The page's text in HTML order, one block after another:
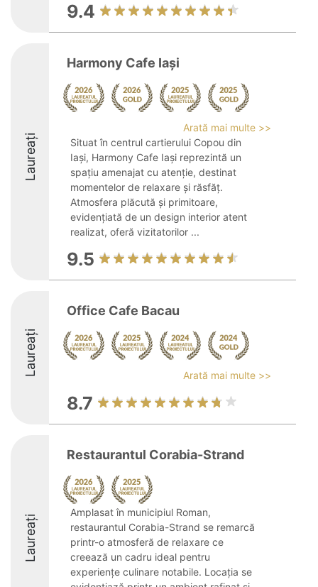
9.4
Laureați
Harmony Cafe Iași
Arată mai multe >>
Situat în centrul cartierului Copou din
Iași, Harmony Cafe Iași reprezintă un
spațiu amenajat cu atenție, destinat
momentelor de relaxare și răsfăț.
Atmosfera plăcută și primitoare,
evidențiată de un design interior atent
realizat, oferă vizitatorilor ...
9.5
Laureați
Office Cafe Bacau
Arată mai multe >>
8.7
Laureați
Restaurantul Corabia-Strand
Amplasat în municipiul Roman,
restaurantul Corabia-Strand se remarcă
printr-o atmosferă de relaxare ce
creează un cadru ideal pentru
experiențe culinare notabile. Locația se